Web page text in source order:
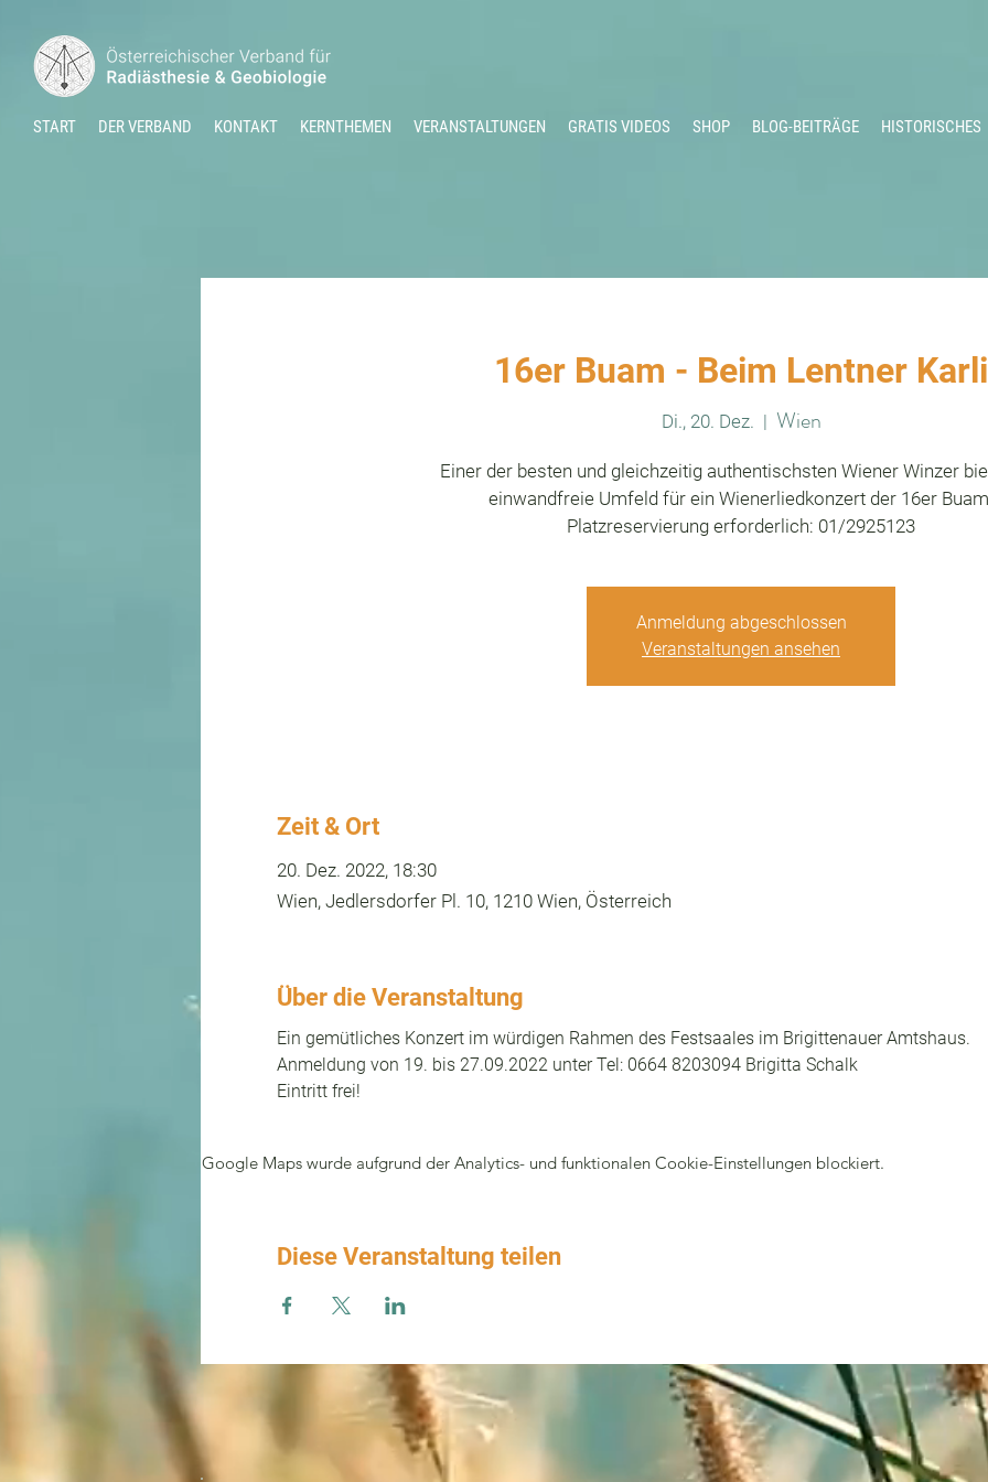
START DER VERBAND KONTAKT KERNTHEMEN VERANSTALTUNGEN GRATIS VIDEOS SHOP BLOG-BEITRÄGE HISTORISCHES
16er Buam - Beim Lentner Karli
Di., 20. Dez.
  |
Wien
Einer der besten und gleichzeitig authentischsten Wiener Winzer
einwandfreie Umfeld für ein Wienerliedkonzert der 16er
Platzreservierung erforderlich: 01/2925123
Anmeldung abgeschlossen
Veranstaltungen ansehen
Zeit & Ort
20. Dez. 2022, 18:30
Wien, Jedlersdorfer Pl. 10, 1210 Wien, Österreich
Über die Veranstaltung
Ein gemütliches Konzert im würdigen Rahmen des Festsaales im Brigittenauer Amtshaus.
Anmeldung von 19. bis 27.09.2022 unter Tel: 0664 8203094 Brigitta Schalk
Eintritt frei!
Google Maps wurde aufgrund der Analytics- und funktionalen Cookie-Einstellungen blockiert.
Diese Veranstaltung teilen